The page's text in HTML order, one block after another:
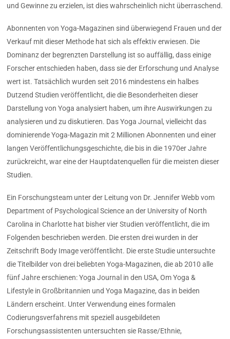
und Gewinne zu erzielen, ist dies wahrscheinlich nicht überraschend.
Abonnenten von Yoga-Magazinen sind überwiegend Frauen und der
Verkauf mit dieser Methode hat sich als effektiv erwiesen. Die
Dominanz der begrenzten Darstellung ist so auffällig, dass einige
Forscher entschieden haben, dass sie der Erforschung und Analyse
wert ist. Tatsächlich wurden seit 2016 mindestens ein halbes
Dutzend Studien veröffentlicht, die die Besonderheiten dieser
Darstellung von Yoga analysiert haben, um ihre Auswirkungen zu
analysieren und zu diskutieren. Das Yoga Journal, vielleicht das
dominierende Yoga-Magazin mit 2 Millionen Abonnenten und einer
langen Veröffentlichungsgeschichte, die bis in die 1970er Jahre
zurückreicht, war eine der Hauptdatenquellen für die meisten dieser
Studien.
Ein Forschungsteam unter der Leitung von Dr. Jennifer Webb vom
Department of Psychological Science an der University of North
Carolina in Charlotte hat bisher vier Studien veröffentlicht, die im
Folgenden beschrieben werden. Die ersten drei wurden in der
Zeitschrift Body Image veröffentlicht. Die erste Studie untersuchte
die Titelbilder von drei beliebten Yoga-Magazinen, die ab 2010 alle
fünf Jahre erschienen: Yoga Journal in den USA, Om Yoga &
Lifestyle in Großbritannien und Yoga Magazine, das in beiden
Ländern erscheint. Unter Verwendung eines formalen
Codierungsverfahrens mit speziell ausgebildeten
Forschungsassistenten untersuchten sie Rasse/Ethnie,